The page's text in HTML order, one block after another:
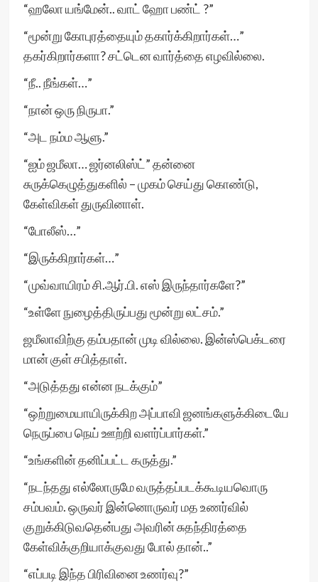
“ஹலோ யங்மேன்.. வாட் ஹோ பண்ட் ?”
“மூன்று கோபுரத்தையும் தகார்க்கிறார்கள்…”
தகர்கிறார்களா? சட்டென வார்த்தை எழவில்லை.
“நீ.. நீங்கள்…”
“நான் ஒரு நிருபா.”
“அட நம்ம ஆளு.”
“ஐம் ஜமீலா… ஜர்னலிஸ்ட்” தன்னை
சுருக்கெழுத்துகளில் – முகம் செய்து கொண்டு,
கேள்விகள் துருவினாள்.
“போலீஸ்…”
“இருக்கிறார்கள்…”
“முவ்வாயிரம் சி.ஆர்.பி. எஸ் இருந்தார்களே?”
“உள்ளே நுழைத்திருப்பது மூன்று லட்சம்.”
ஜமீலாவிற்கு தம்பதான் முடி வில்லை. இன்ஸ்பெக்டரை
மான் குள் சபித்தாள்.
“அடுத்தது என்ன நடக்கும்”
“ஒற்றுமையாயிருக்கிற அப்பாவி ஜனங்களுக்கிடையே
நெருப்பை நெய் ஊற்றி வளர்ப்பார்கள்.”
“உங்களின் தனிப்பட்ட கருத்து.”
“நடந்தது எல்லோருமே வருத்தப்படக்கூடியவொரு
சம்பவம். ஒருவர் இன்னொருவர் மத உணர்வில்
குறுக்கிடுவதென்பது அவரின் சுதந்திரத்தை
கேள்விக்குறியாக்குவது போல் தான்..”
“எப்படி இந்த பிரிவினை உணர்வு?”